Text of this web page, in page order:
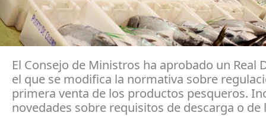
El Consejo de Ministros ha aprobado un Real
el que se modifica la normativa sobre
primera venta de los productos pesqueros.
novedades sobre requisitos de descarga o de